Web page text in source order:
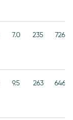
7.0 235 726
9.5 263 646